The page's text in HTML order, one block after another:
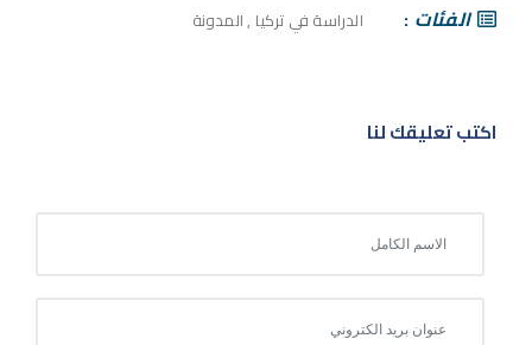
الفئات الدراسة في تركيا ,المدونة
اكتب تعليقك لنا